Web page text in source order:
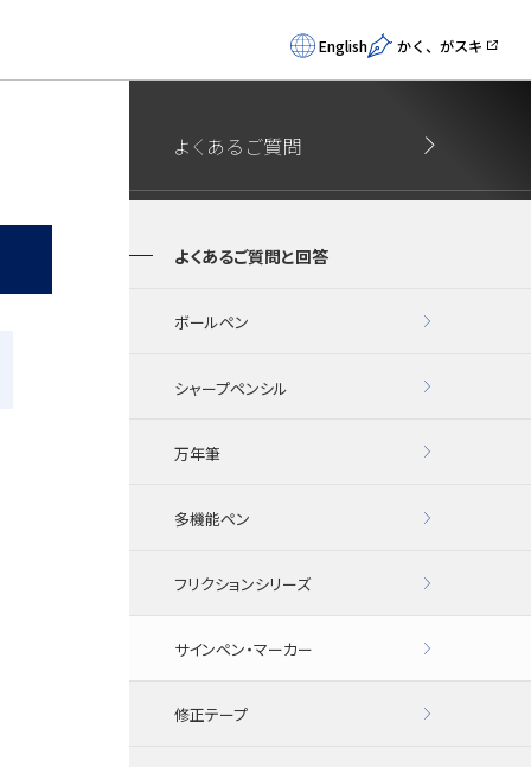
English かく、がスキ
よくあるご質問
よくあるご質問と回答
ボールペン
シャープペンシル
万年筆
多機能ペン
フリクションシリーズ
サインペン・マーカー
修正テープ